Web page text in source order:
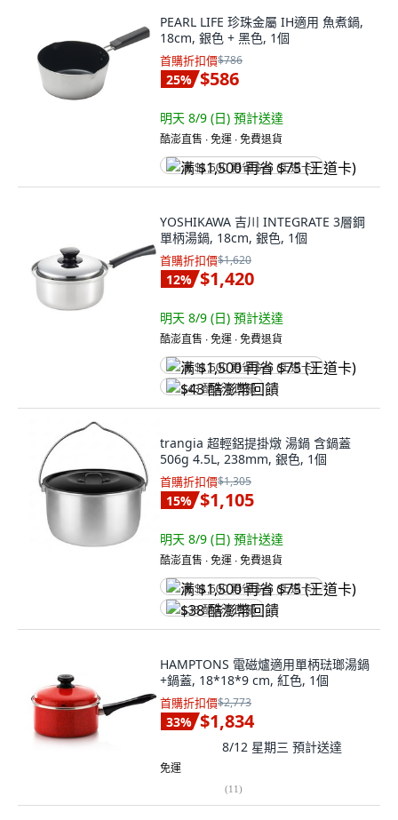
PEARL LIFE 珍珠金屬 IH適用 魚煮鍋,
18cm, 銀色 + 黑色, 1個
首購折扣價$786
25% $586
明天 8/9 (日) 預計送達
酷澎直售 ∙ 免運 ∙ 免費退貨
满 $1,500 再省 $75 (王道卡)
YOSHIKAWA 吉川 INTEGRATE 3層鋼
單柄湯鍋, 18cm, 銀色, 1個
首購折扣價$1,620
12% $1,420
明天 8/9 (日) 預計送達
酷澎直售 ∙ 免運 ∙ 免費退貨
满 $1,500 再省 $75 (王道卡)
$43 酷澎幣回饋
trangia 超輕鋁提掛燉 湯鍋 含鍋蓋
506g 4.5L, 238mm, 銀色, 1個
首購折扣價$1,305
15% $1,105
明天 8/9 (日) 預計送達
酷澎直售 ∙ 免運 ∙ 免費退貨
满 $1,500 再省 $75 (王道卡)
$38 酷澎幣回饋
HAMPTONS 電磁爐適用單柄琺瑯湯鍋
+鍋蓋, 18*18*9 cm, 紅色, 1個
首購折扣價$2,773
33% $1,834
8/12 星期三 預計送達
免運
(11)